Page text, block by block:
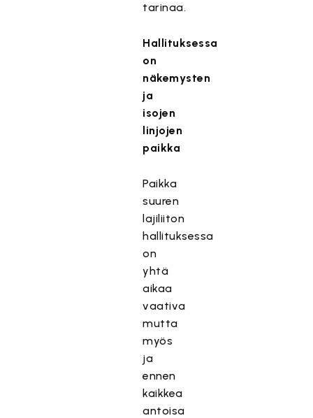
tarinaa.
Hallituksessa
on
näkemysten
ja
isojen
linjojen
paikka
Paikka
suuren
lajiliiton
hallituksessa
on
yhtä
aikaa
vaativa
mutta
myös
ja
ennen
kaikkea
antoisa